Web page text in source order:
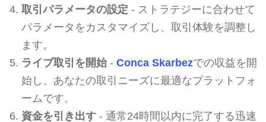
取引パラメータの設定 - ストラテジーに合わせて
パラメータをカスタマイズし、取引体験を調整し
ます。
ライブ取引を開始- Conca Skarbezでの収益を開
始し、あなたの取引ニーズに最適なプラットフォ
ームです。
資金を引き出す- 通常24時間以内に完了する迅速